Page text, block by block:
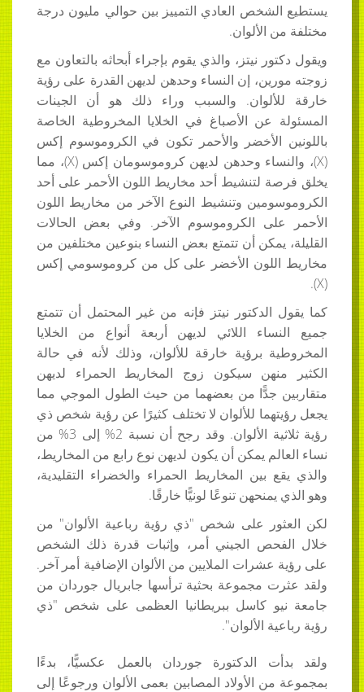
يستطيع الشخص العادي التمييز بين حوالي مليون درجة
مختلفة من الألوان.
ويقول دكتور نيتز، والذي يقوم بإجراء أبحاثه بالتعاون مع
زوجته مورين، إن النساء وحدهن لديهن القدرة على رؤية
خارقة للألوان. والسبب وراء ذلك هو أن الجينات
المسئولة عن الأصباغ في الخلايا المخروطية الخاصة
باللونين الأخضر والأحمر تكون في الكروموسوم إكس
(X)، والنساء وحدهن لديهن كروموسومان إكس (X)، مما
يخلق فرصة لتنشيط أحد مخاريط اللون الأحمر على أحد
الكروموسومين وتنشيط النوع الآخر من مخاريط اللون
الأحمر على الكروموسوم الآخر. وفي بعض الحالات
القليلة، يمكن أن تتمتع بعض النساء بنوعين مختلفين من
مخاريط اللون الأخضر على كل من كروموسومي إكس
(X).
كما يقول الدكتور نيتز فإنه من غير المحتمل أن تتمتع
جميع النساء اللائي لديهن أربعة أنواع من الخلايا
المخروطية برؤية خارقة للألوان، وذلك لأنه في حالة
الكثير منهن سيكون زوج المخاريط الحمراء لديهن
متقاربين جدًّا من بعضهما من حيث الطول الموجي مما
يجعل رؤيتهما للألوان لا تختلف كثيرًا عن رؤية شخص ذي
رؤية ثلاثية الألوان. وقد رجح أن نسبة 2% إلى 3% من
نساء العالم يمكن أن يكون لديهن نوع رابع من المخاريط،
والذي يقع بين المخاريط الحمراء والخضراء التقليدية،
وهو الذي يمنحهن تنوعًا لونيًّا خارقًا.
لكن العثور على شخص "ذي رؤية رباعية الألوان" من
خلال الفحص الجيني أمر، وإثبات قدرة ذلك الشخص
على رؤية عشرات الملايين من الألوان الإضافية أمر آخر.
ولقد عثرت مجموعة بحثية ترأسها جابريال جوردان من
جامعة نيو كاسل ببريطانيا العظمى على شخص "ذي
رؤية رباعية الألوان".
ولقد بدأت الدكتورة جوردان بالعمل عكسيًّا، بدءًا
بمجموعة من الأولاد المصابين بعمى الألوان ورجوعًا إلى